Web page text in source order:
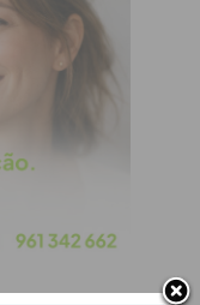
a
que “é
a
cedeu as
precário”,
em caso